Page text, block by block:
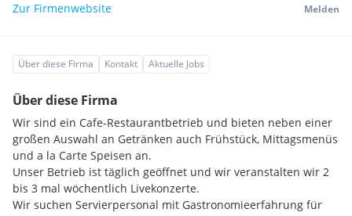
Zur Firmenwebsite
Melden
Über diese Firma Kontakt Aktuelle Jobs
Über diese Firma
Wir sind ein Cafe-Restaurantbetrieb und bieten neben einer
großen Auswahl an Getränken auch Frühstück, Mittagsmenüs
und a la Carte Speisen an.
Unser Betrieb ist täglich geöffnet und wir veranstalten wir 2
bis 3 mal wöchentlich Livekonzerte.
Wir suchen Servierpersonal mit Gastronomieerfahrung für